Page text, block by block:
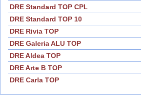
DRE Standard TOP CPL
DRE Standard TOP 10
DRE Rivia TOP
DRE Galeria ALU TOP
DRE Aldea TOP
DRE Arte B TOP
DRE Carla TOP